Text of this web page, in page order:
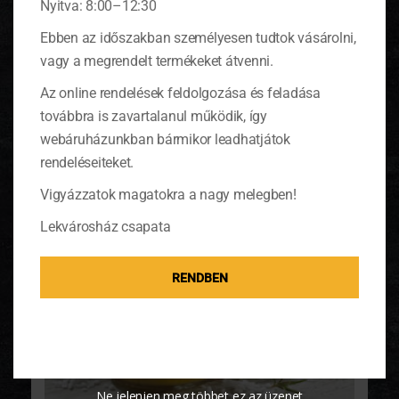
KAPCSOLÓDÓ TERMÉKEK
-50%
Nyitva: 8:00–12:30
Ebben az időszakban személyesen tudtok vásárolni,
vagy a megrendelt termékeket átvenni.
Az online rendelések feldolgozása és feladása
továbbra is zavartalanul működik, így
webáruházunkban bármikor leadhatjátok
rendeléseiteket.
Vigyázzatok magatokra a nagy melegben!
Lekvárosház csapata
RENDBEN